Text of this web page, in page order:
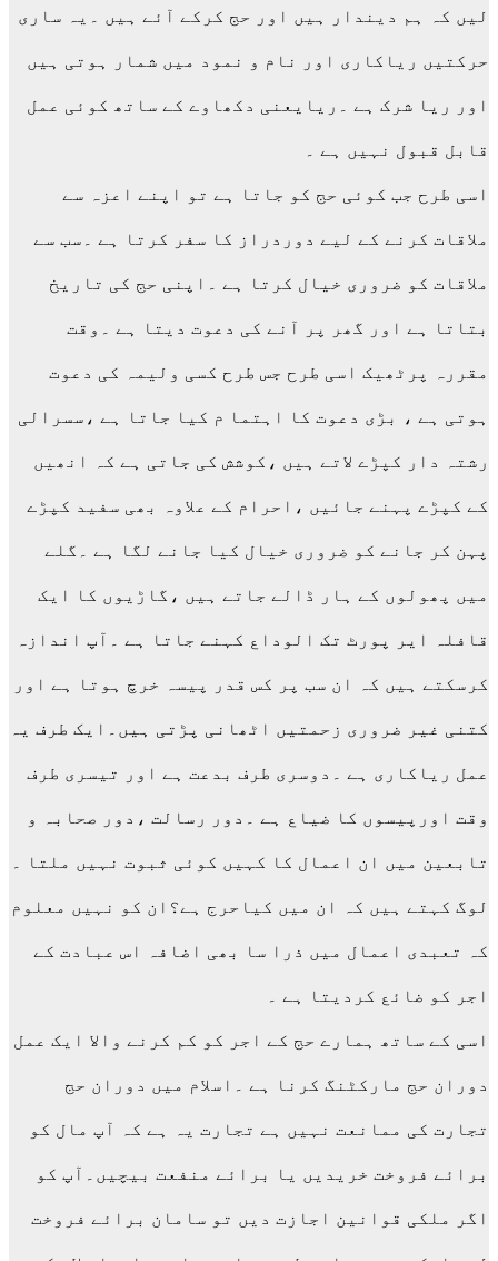
لیں کہ ہم دیندار ہیں اور حج کرکے آئے ہیں ۔یہ ساری
حرکتیں ریاکاری اور نام و نمود میں شمار ہوتی ہیں
اور ریا شرک ہے ۔ریایعنی دکھاوے کے ساتھ کوئی عمل
قابل قبول نہیں ہے ۔
اسی طرح جب کوئی حج کو جاتا ہے تو اپنے اعزہ سے
ملاقات کرنے کے لیے دوردراز کا سفر کرتا ہے ۔سب سے
ملاقات کو ضروری خیال کرتا ہے ۔اپنی حج کی تاریخ
بتاتا ہے اور گھر پر آنے کی دعوت دیتا ہے ۔وقت
مقررہ پرٹھیک اسی طرح جس طرح کسی ولیمہ کی دعوت
ہوتی ہے ، بڑی دعوت کا اہتما م کیا جاتا ہے ،سسرالی
رشتہ دار کپڑے لاتے ہیں ،کوشش کی جاتی ہے کہ انھیں
کے کپڑے پہنے جائیں ،احرام کے علاوہ بھی سفید کپڑے
پہن کر جانے کو ضروری خیال کیا جانے لگا ہے ۔گلے
میں پھولوں کے ہار ڈالے جاتے ہیں ،گاڑیوں کا ایک
قافلہ ایر پورٹ تک الوداع کہنے جاتا ہے ۔آپ اندازہ
کرسکتے ہیں کہ ان سب پر کس قدر پیسہ خرچ ہوتا ہے اور
کتنی غیر ضروری زحمتیں اٹھانی پڑتی ہیں۔ایک طرف یہ
عمل ریاکاری ہے ۔دوسری طرف بدعت ہے اور تیسری طرف
وقت اورپیسوں کا ضیاع ہے ۔دور رسالت ،دور صحابہ و
تابعین میں ان اعمال کا کہیں کوئی ثبوت نہیں ملتا ۔
لوگ کہتے ہیں کہ ان میں کیاحرج ہے؟ان کو نہیں معلوم
کہ تعبدی اعمال میں ذرا سا بھی اضافہ اس عبادت کے
اجر کو ضائع کردیتا ہے ۔
اسی کے ساتھ ہمارے حج کے اجر کو کم کرنے والا ایک عمل
دوران حج مارکٹنگ کرنا ہے ۔اسلام میں دوران حج
تجارت کی ممانعت نہیں ہے تجارت یہ ہے کہ آپ مال کو
برائے فروخت خریدیں یا برائے منفعت بیچیں۔آپ کو
اگر ملکی قوانین اجازت دیں تو سامان برائے فروخت